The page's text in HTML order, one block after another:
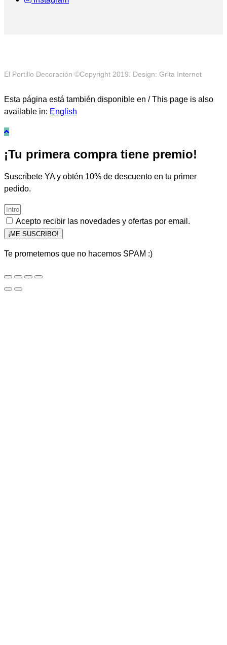
El Portillo Decoración ©Copyright 2019. Design: Grita Internet
Esta página está también disponible en / This page is also
available in: English
¡Tu primera compra tiene premio!
Suscríbete YA y obtén 10% de descuento en tu primer
pedido.
Acepto recibir las novedades y ofertas por email.
¡ME SUSCRIBO!
Te prometemos que no hacemos SPAM :)